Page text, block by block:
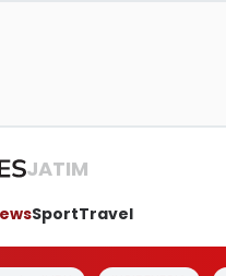
JATIM
SportTravel